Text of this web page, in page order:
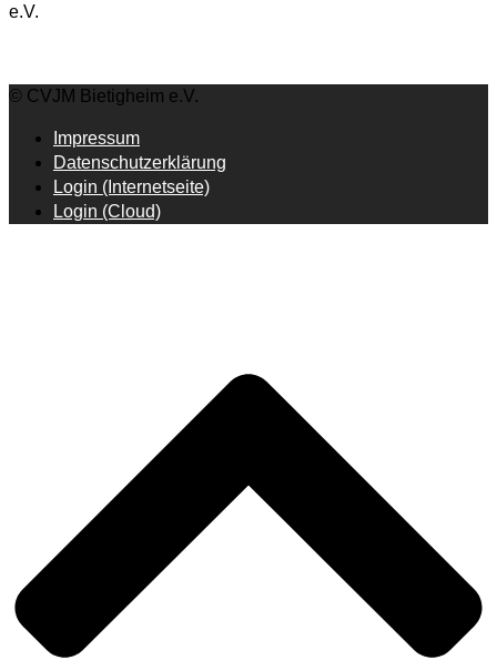
e.V.
© CVJM Bietigheim e.V.
Impressum
Datenschutzerklärung
Login (Internetseite)
Login (Cloud)